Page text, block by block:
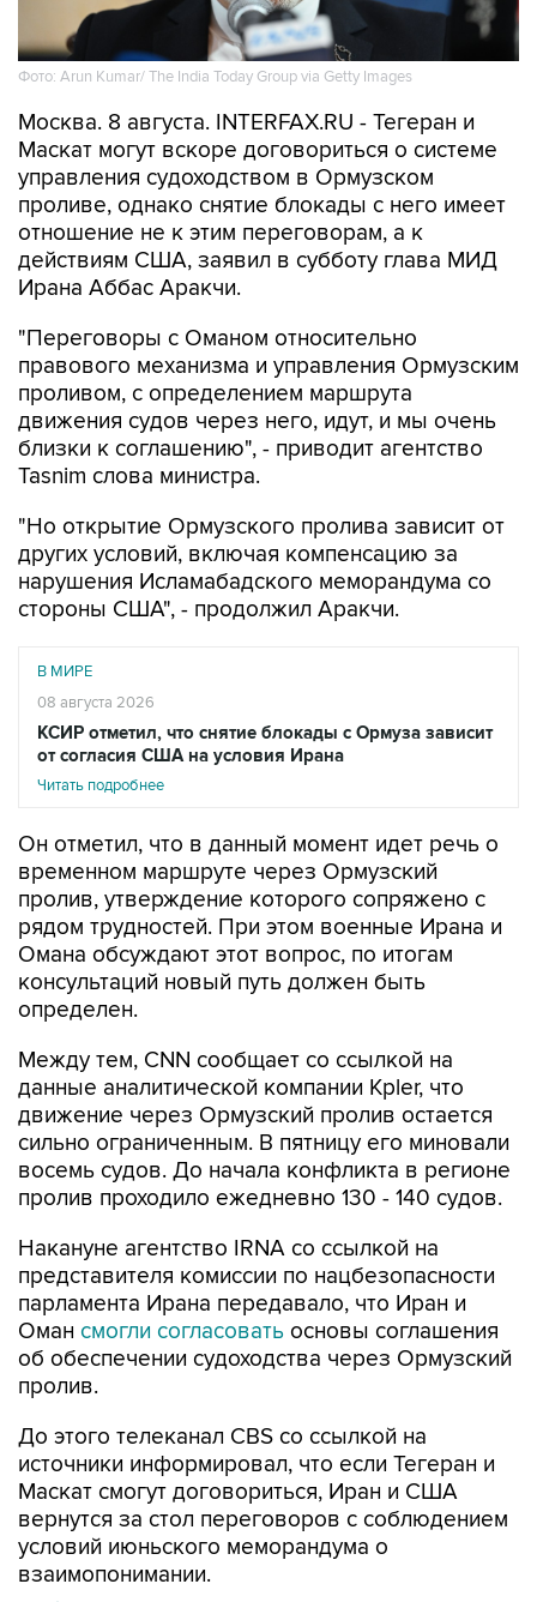
Фото: Arun Kumar/ The India Today Group via Getty Images
Москва. 8 августа. INTERFAX.RU - Тегеран и
Маскат могут вскоре договориться о системе
управления судоходством в Ормузском
проливе, однако снятие блокады с него имеет
отношение не к этим переговорам, а к
действиям США, заявил в субботу глава МИД
Ирана Аббас Аракчи.
"Переговоры с Оманом относительно
правового механизма и управления Ормузским
проливом, с определением маршрута
движения судов через него, идут, и мы очень
близки к соглашению", - приводит агентство
Tasnim слова министра.
"Но открытие Ормузского пролива зависит от
других условий, включая компенсацию за
нарушения Исламабадского меморандума со
стороны США", - продолжил Аракчи.
В МИРЕ
08 августа 2026
КСИР отметил, что снятие блокады с Ормуза зависит
от согласия США на условия Ирана
Читать подробнее
Он отметил, что в данный момент идет речь о
временном маршруте через Ормузский
пролив, утверждение которого сопряжено с
рядом трудностей. При этом военные Ирана и
Омана обсуждают этот вопрос, по итогам
консультаций новый путь должен быть
определен.
Между тем, CNN сообщает со ссылкой на
данные аналитической компании Kpler, что
движение через Ормузский пролив остается
сильно ограниченным. В пятницу его миновали
восемь судов. До начала конфликта в регионе
пролив проходило ежедневно 130 - 140 судов.
Накануне агентство IRNA со ссылкой на
представителя комиссии по нацбезопасности
парламента Ирана передавало, что Иран и
Оман смогли согласовать основы соглашения
об обеспечении судоходства через Ормузский
пролив.
До этого телеканал CBS со ссылкой на
источники информировал, что если Тегеран и
Маскат смогут договориться, Иран и США
вернутся за стол переговоров с соблюдением
условий июньского меморандума о
взаимопонимании.